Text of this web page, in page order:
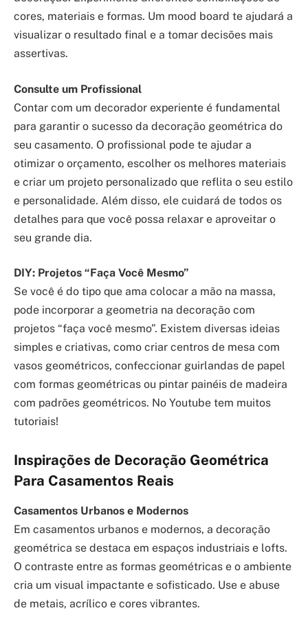
cores, materiais e formas. Um mood board te ajudará a
visualizar o resultado final e a tomar decisões mais
assertivas.
Consulte um Profissional
Contar com um decorador experiente é fundamental
para garantir o sucesso da decoração geométrica do
seu casamento. O profissional pode te ajudar a
otimizar o orçamento, escolher os melhores materiais
e criar um projeto personalizado que reflita o seu estilo
e personalidade. Além disso, ele cuidará de todos os
detalhes para que você possa relaxar e aproveitar o
seu grande dia.
DIY: Projetos “Faça Você Mesmo”
Se você é do tipo que ama colocar a mão na massa,
pode incorporar a geometria na decoração com
projetos “faça você mesmo”. Existem diversas ideias
simples e criativas, como criar centros de mesa com
vasos geométricos, confeccionar guirlandas de papel
com formas geométricas ou pintar painéis de madeira
com padrões geométricos. No Youtube tem muitos
tutoriais!
Inspirações de Decoração Geométrica
Para Casamentos Reais
Casamentos Urbanos e Modernos
Em casamentos urbanos e modernos, a decoração
geométrica se destaca em espaços industriais e lofts.
O contraste entre as formas geométricas e o ambiente
cria um visual impactante e sofisticado. Use e abuse
de metais, acrílico e cores vibrantes.